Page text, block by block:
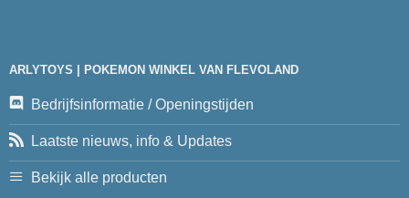
ARLYTOYS | POKEMON WINKEL VAN FLEVOLAND
Bedrijfsinformatie / Openingstijden
Laatste nieuws, info & Updates
Bekijk alle producten